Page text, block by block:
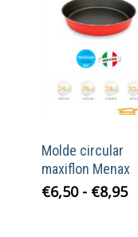
Molde circular
maxiflon Menax
€6,50 - €8,95